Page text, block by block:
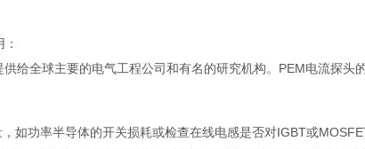
全球主要的电气工程公司和有名的研究机构。PEM电流探头
功率半导体的开关损耗或检查在线电感是否对IGBT或